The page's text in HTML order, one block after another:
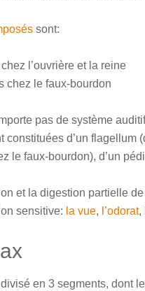
sont:
l’ouvrière et la reine
chez le faux-bourdon
pas de système
constituées d’un flagellum
le faux-bourdon), d’un
et la digestion partielle
sensitive: la vue, l’odorat,
en 3 segments, dont